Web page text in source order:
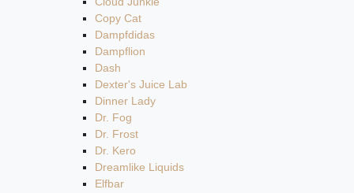
Copy Cat
Dampfdidas
Dampflion
Dash
Dexter's Juice Lab
Dinner Lady
Dr. Fog
Dr. Frost
Dr. Kero
Dreamlike Liquids
Elfbar